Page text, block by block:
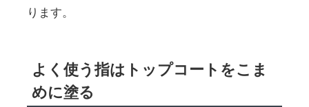
ります。
よく使う指はトップコートをこま
めに塗る